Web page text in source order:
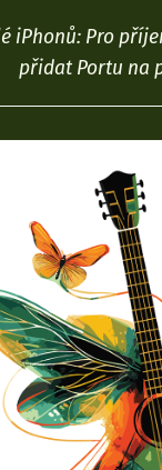
iPhonů: Pro
přidat Portu na